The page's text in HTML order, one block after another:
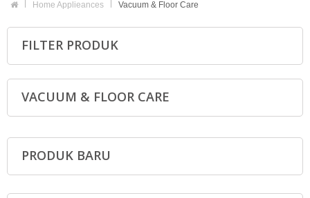
Home Applieances Vacuum & Floor Care
FILTER PRODUK
VACUUM & FLOOR CARE
PRODUK BARU